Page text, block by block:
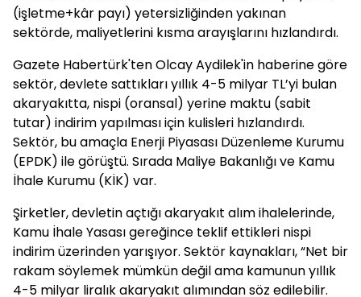
(işletme+kâr payı) yetersizliğinden yakınan
sektörde, maliyetlerini kısma arayışlarını hızlandırdı.
Gazete Habertürk'ten Olcay Aydilek'in haberine göre
sektör, devlete sattıkları yıllık 4-5 milyar TL’yi bulan
akaryakıtta, nispi (oransal) yerine maktu (sabit
tutar) indirim yapılması için kulisleri hızlandırdı.
Sektör, bu amaçla Enerji Piyasası Düzenleme Kurumu
(EPDK) ile görüştü. Sırada Maliye Bakanlığı ve Kamu
İhale Kurumu (KİK) var.
Şirketler, devletin açtığı akaryakıt alım ihalelerinde,
Kamu İhale Yasası gereğince teklif ettikleri nispi
indirim üzerinden yarışıyor. Sektör kaynakları, “Net bir
rakam söylemek mümkün değil ama kamunun yıllık
4-5 milyar liralık akaryakıt alımından söz edilebilir.